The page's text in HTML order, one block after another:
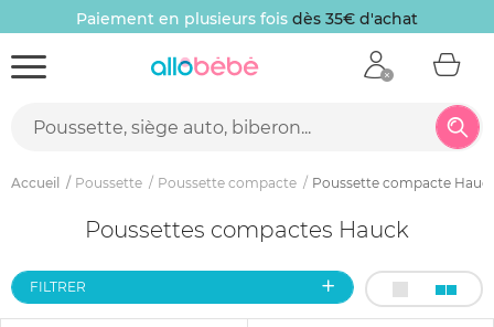
Paiement en plusieurs fois dès 35€ d'achat
Accueil Poussette Poussette compacte Poussette compacte
Poussettes compactes Hauck
FILTRER